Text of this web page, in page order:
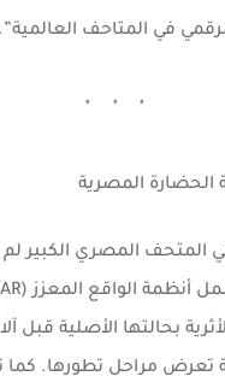
في المتاحف العالمية”.
الحضارة المصرية
المتحف المصري الكبير
بحالتها الأصلية قبل
مراحل تطورها. كما